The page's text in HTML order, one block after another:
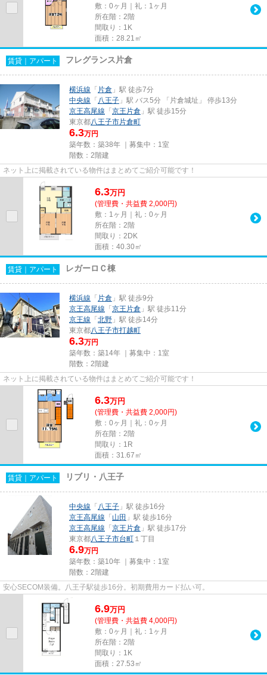
敷：0ヶ月｜礼：1ヶ月
所在階：2階
間取り：1K
面積：28.21㎡
賃貸｜アパート フレグランス片倉
横浜線 「 片倉 」駅 徒歩7分
中央線 「 八王子 」駅 バス5分 「片倉城址」 停歩13分
京王高尾線 「京王片倉 」駅 徒歩15分
東京都八王子市片倉町
6.3万円
築年数：築38年 ｜募集中： 1室
階数：2階建
ネット上に掲載されている物件はまとめてご紹介可能です！
6.3万円
(管理費・共益費 2,000円)
敷：1ヶ月｜礼：0ヶ月
所在階：2階
間取り：2DK
面積：40.30㎡
賃貸｜アパート レガーロＣ棟
横浜線 「 片倉 」駅 徒歩9分
京王高尾線 「京王片倉 」駅 徒歩11分
京王線 「北野 」駅 徒歩14分
東京都八王子市打越町
6.3万円
築年数：築14年 ｜募集中： 1室
階数：2階建
ネット上に掲載されている物件はまとめてご紹介可能です！
6.3万円
(管理費・共益費 2,000円)
敷：0ヶ月｜礼：0ヶ月
所在階：2階
間取り：1R
面積：31.67㎡
賃貸｜アパート リブリ・八王子
中央線 「 八王子 」駅 徒歩16分
京王高尾線 「山田 」駅 徒歩16分
京王高尾線 「京王片倉 」駅 徒歩17分
東京都八王子市台町 １丁目
6.9万円
築年数：築10年 ｜募集中： 1室
階数：2階建
安心SECOM装備。八王子駅徒歩16分。初期費用カード払い可。
6.9万円
(管理費・共益費 4,000円)
敷：0ヶ月｜礼：1ヶ月
所在階：2階
間取り：1K
面積：27.53㎡